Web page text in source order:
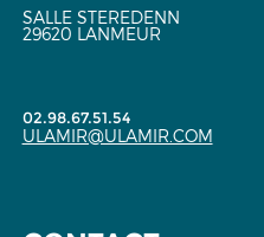
SALLE STEREDENN
29620 LANMEUR
02.98.67.51.54
ULAMIR@ULAMIR.COM